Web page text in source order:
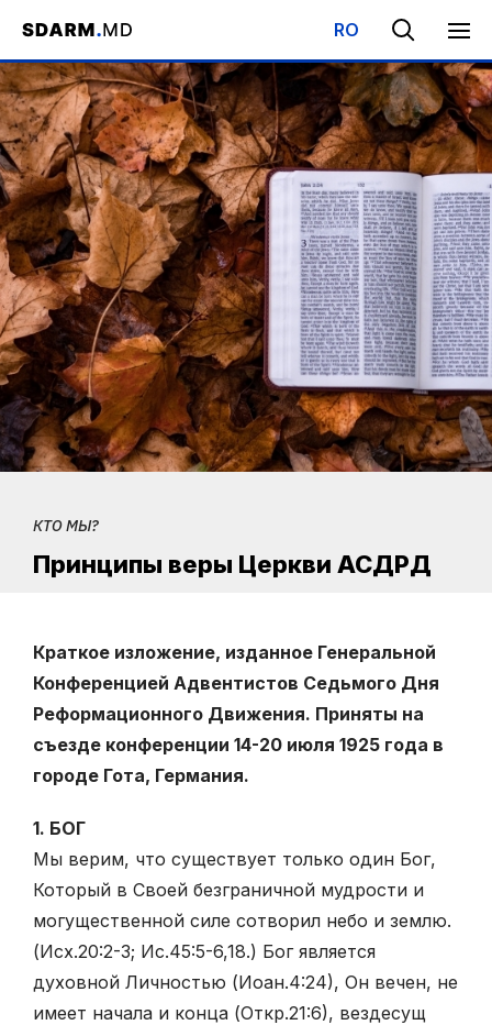
RO
Начало / Кто мы? / Принципы веры Церкви АСДРД
КТО МЫ?
Принципы веры Церкви АСДРД
Краткое изложение, изданное Генеральной
Конференцией Адвентистов Седьмого Дня
Реформационного Движения. Приняты на
съезде конференции 14-20 июля 1925 года в
городе Гота, Германия.
1. БОГ
Мы верим, что существует только один Бог,
Который в Своей безграничной мудрости и
могущественной силе сотворил небо и землю.
(Исх.20:2-3; Ис.45:5-6,18.) Бог является
духовной Личностью (Иоан.4:24), Он вечен, не
имеет начала и конца (Откр.21:6), вездесущ